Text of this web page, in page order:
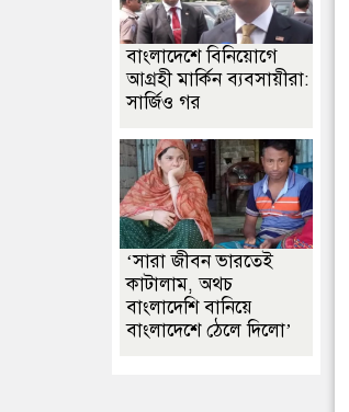
বাংলাদেশে বিনিয়োগে
আগ্রহী মার্কিন ব্যবসায়ীরা:
সার্জিও গর
‘সারা জীবন ভারতেই
কাটালাম, অথচ
বাংলাদেশি বানিয়ে
বাংলাদেশে ঠেলে দিলো’